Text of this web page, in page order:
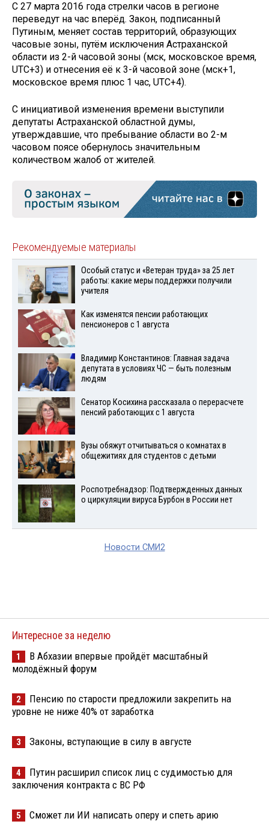
С 27 марта 2016 года стрелки часов в регионе
переведут на час вперёд. Закон, подписанный
Путиным, меняет состав территорий, образующих
часовые зоны, путём исключения Астраханской
области из 2-й часовой зоны (мск, московское время,
UTC+3) и отнесения её к 3-й часовой зоне (мск+1,
московское время плюс 1 час, UTC+4).
С инициативой изменения времени выступили
депутаты Астраханской областной думы,
утверждавшие, что пребывание области во 2-м
часовом поясе обернулось значительным
количеством жалоб от жителей.
Рекомендуемые материалы
Особый статус и «Ветеран труда» за 25 лет
работы: какие меры поддержки получили
учителя
Как изменятся пенсии работающих
пенсионеров с 1 августа
Владимир Константинов: Главная задача
депутата в условиях ЧС — быть полезным
людям
Сенатор Косихина рассказала о перерасчете
пенсий работающих с 1 августа
Вузы обяжут отчитываться о комнатах в
общежитиях для студентов с детьми
Роспотребнадзор: Подтвержденных данных
о циркуляции вируса Бурбон в России нет
Новости СМИ2
Интересное за неделю
1
В Абхазии впервые пройдёт масштабный
молодёжный форум
2
Пенсию по старости предложили закрепить на
уровне не ниже 40% от заработка
3 Законы, вступающие в силу в августе
4
Путин расширил список лиц с судимостью для
заключения контракта с ВС РФ
5 Сможет ли ИИ написать оперу и спеть арию